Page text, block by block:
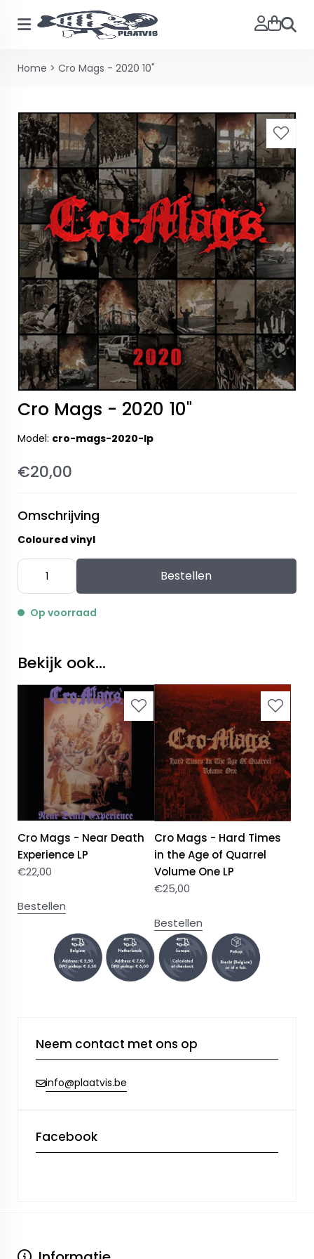
Home > Cro Mags - 2020 10"
Cro Mags - 2020 10"
Model: cro-mags-2020-lp
€20,00
Omschrijving
Coloured vinyl
Bestellen
Op voorraad
Bekijk ook...
Cro Mags - Near Death
Experience LP
€22,00
Bestellen
Cro Mags - Hard Times
in the Age of Quarrel
Volume One LP
€25,00
Bestellen
Neem contact met ons op
info@plaatvis.be
Facebook